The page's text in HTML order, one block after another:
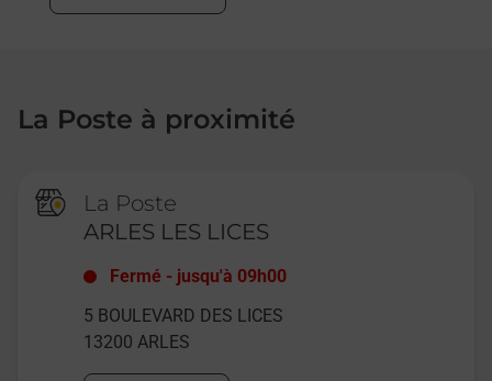
La Poste à proximité
La Poste
ARLES LES LICES
Fermé - jusqu'à 09h00
5 BOULEVARD DES LICES
13200 ARLES